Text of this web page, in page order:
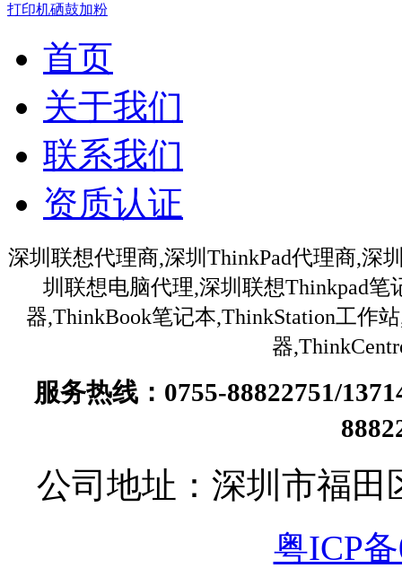
打印机硒鼓加粉
首页
关于我们
联系我们
资质认证
深圳联想代理商,深圳ThinkPad代理商,深
圳联想电脑代理,深圳联想Thinkpad
器,ThinkBook笔记本,ThinkStation工作
器
服务热线：0755-88822751/
公司地址：深圳市福田
粤ICP